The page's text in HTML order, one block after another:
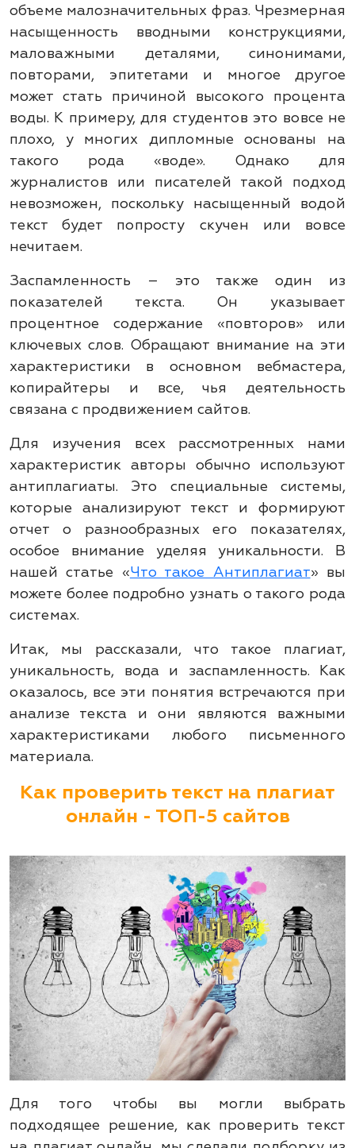
объеме малозначительных фраз. Чрезмерная
насыщенность вводными конструкциями,
маловажными деталями, синонимами,
повторами, эпитетами и многое другое
может стать причиной высокого процента
воды. К примеру, для студентов это вовсе не
плохо, у многих дипломные основаны на
такого рода «воде». Однако для
журналистов или писателей такой подход
невозможен, поскольку насыщенный водой
текст будет попросту скучен или вовсе
нечитаем.
Заспамленность – это также один из
показателей текста. Он указывает
процентное содержание «повторов» или
ключевых слов. Обращают внимание на эти
характеристики в основном вебмастера,
копирайтеры и все, чья деятельность
связана с продвижением сайтов.
Для изучения всех рассмотренных нами
характеристик авторы обычно используют
антиплагиаты. Это специальные системы,
которые анализируют текст и формируют
отчет о разнообразных его показателях,
особое внимание уделяя уникальности. В
нашей статье «Что такое Антиплагиат» вы
можете более подробно узнать о такого рода
системах.
Итак, мы рассказали, что такое плагиат,
уникальность, вода и заспамленность. Как
оказалось, все эти понятия встречаются при
анализе текста и они являются важными
характеристиками любого письменного
материала.
Как проверить текст на плагиат
онлайн - ТОП-5 сайтов
Для того чтобы вы могли выбрать
подходящее решение, как проверить текст